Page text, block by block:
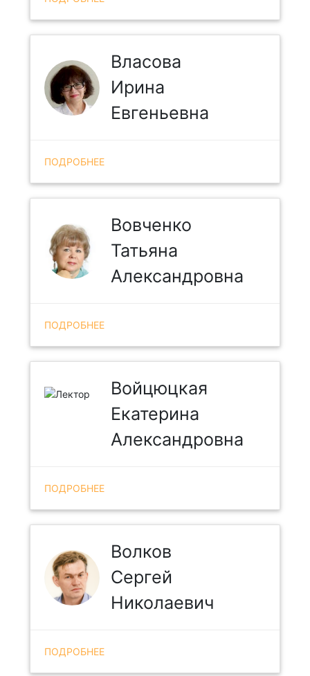
Власова
Ирина
Евгеньевна
ПОДРОБНЕЕ
Вовченко
Татьяна
Александровна
ПОДРОБНЕЕ
Войцюцкая
Екатерина
Александровна
ПОДРОБНЕЕ
Волков
Сергей
Николаевич
ПОДРОБНЕЕ